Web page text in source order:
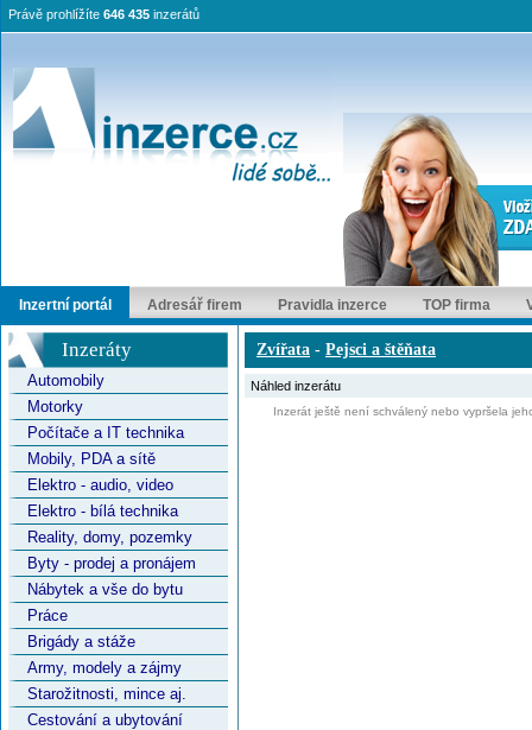
Právě prohlížíte 646 435 inzerátů
Inzertní portál Adresář firem Pravidla inzerce TOP firma
Inzeráty
Automobily
Motorky
Počítače a IT technika
Mobily, PDA a sítě
Elektro - audio, video
Elektro - bílá technika
Reality, domy, pozemky
Byty - prodej a pronájem
Nábytek a vše do bytu
Práce
Brigády a stáže
Army, modely a zájmy
Starožitnosti, mince aj.
Cestování a ubytování
Zvířata - Pejsci a štěňata
Náhled inzerátu
Inzerát ještě není schválený nebo vypršela